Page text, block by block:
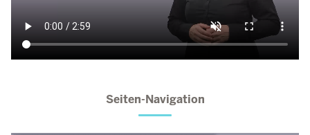
Seiten-Navigation